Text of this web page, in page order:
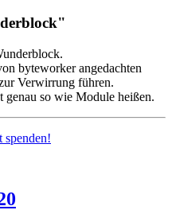
byteworker angedachten
Verwirrung führen.
so wie Module heißen.
spenden!